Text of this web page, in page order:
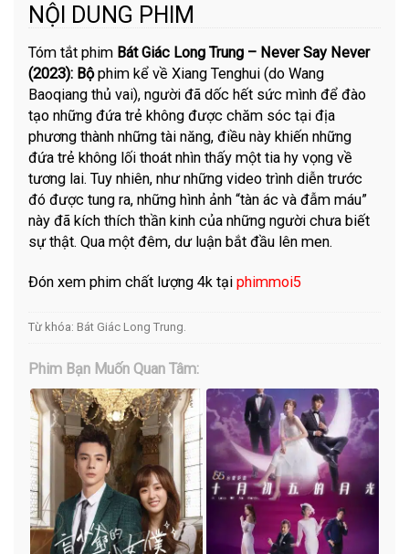
NỘI DUNG PHIM
Tóm tắt phim Bát Giác Long Trung – Never Say Never
(2023): Bộphim kể về Xiang Tenghui (do Wang
Baoqiang thủ vai), người đã dốc hết sức mình để đào
tạo những đứa trẻ không được chăm sóc tại địa
phương thành những tài năng, điều này khiến những
đứa trẻ không lối thoát nhìn thấy một tia hy vọng về
tương lai. Tuy nhiên, như những video trình diễn trước
đó được tung ra, những hình ảnh “tàn ác và đẫm máu”
này đã kích thích thần kinh của những người chưa biết
sự thật. Qua một đêm, dư luận bắt đầu lên men.
Đón xem phim chất lượng 4k tạiphimmoi5
Từ khóa: Bát Giác Long Trung
Phim Bạn Muốn Quan Tâm: